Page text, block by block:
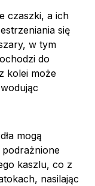
czaszki, a ich
się
w tym
do
kolei może
mogą
podrażnione
kaszlu, co z
nasilając